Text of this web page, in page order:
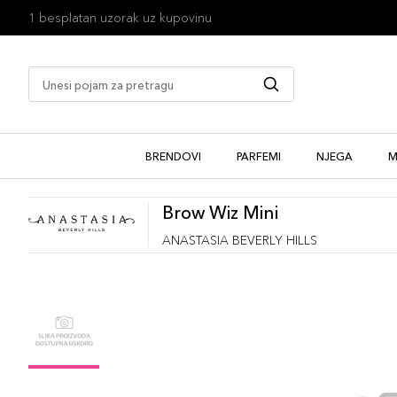
1 besplatan uzorak uz kupovinu
BRENDOVI PARFEMI NJEGA
Brow Wiz Mini
ANASTASIA BEVERLY HILLS